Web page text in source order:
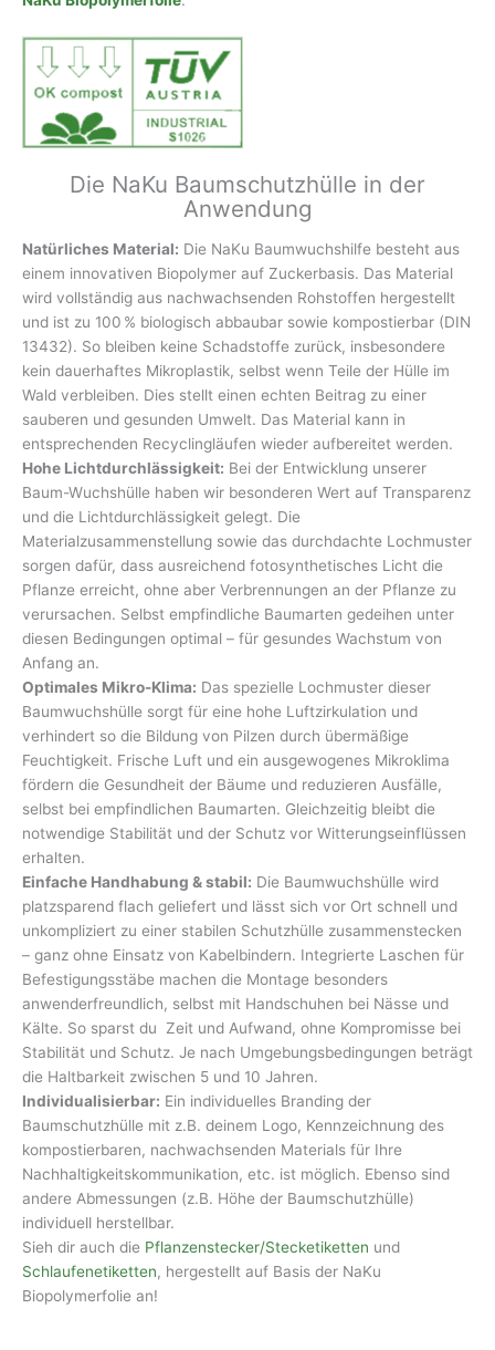
Die NaKu Baumschutzhülle in der
Anwendung
Natürliches Material: Die NaKu Baumwuchshilfe besteht aus
einem innovativen Biopolymer auf Zuckerbasis. Das Material
wird vollständig aus nachwachsenden Rohstoffen hergestellt
und ist zu 100 % biologisch abbaubar sowie kompostierbar (DIN
13432). So bleiben keine Schadstoffe zurück, insbesondere
kein dauerhaftes Mikroplastik, selbst wenn Teile der Hülle im
Wald verbleiben. Dies stellt einen echten Beitrag zu einer
sauberen und gesunden Umwelt. Das Material kann in
entsprechenden Recyclingläufen wieder aufbereitet werden.
Hohe Lichtdurchlässigkeit: Bei der Entwicklung unserer
Baum-Wuchshülle haben wir besonderen Wert auf Transparenz
und die Lichtdurchlässigkeit gelegt. Die
Materialzusammenstellung sowie das durchdachte Lochmuster
sorgen dafür, dass ausreichend fotosynthetisches Licht die
Pflanze erreicht, ohne aber Verbrennungen an der Pflanze zu
verursachen. Selbst empfindliche Baumarten gedeihen unter
diesen Bedingungen optimal – für gesundes Wachstum von
Anfang an.
Optimales Mikro-Klima: Das spezielle Lochmuster dieser
Baumwuchshülle sorgt für eine hohe Luftzirkulation und
verhindert so die Bildung von Pilzen durch übermäßige
Feuchtigkeit. Frische Luft und ein ausgewogenes Mikroklima
fördern die Gesundheit der Bäume und reduzieren Ausfälle,
selbst bei empfindlichen Baumarten. Gleichzeitig bleibt die
notwendige Stabilität und der Schutz vor Witterungseinflüssen
erhalten.
Einfache Handhabung & stabil: Die Baumwuchshülle wird
platzsparend flach geliefert und lässt sich vor Ort schnell und
unkompliziert zu einer stabilen Schutzhülle zusammenstecken
– ganz ohne Einsatz von Kabelbindern. Integrierte Laschen für
Befestigungsstäbe machen die Montage besonders
anwenderfreundlich, selbst mit Handschuhen bei Nässe und
Kälte. So sparst du Zeit und Aufwand, ohne Kompromisse bei
Stabilität und Schutz. Je nach Umgebungsbedingungen beträgt
die Haltbarkeit zwischen 5 und 10 Jahren.
Individualisierbar: Ein individuelles Branding der
Baumschutzhülle mit z.B. deinem Logo, Kennzeichnung des
kompostierbaren, nachwachsenden Materials für Ihre
Nachhaltigkeitskommunikation, etc. ist möglich. Ebenso sind
andere Abmessungen (z.B. Höhe der Baumschutzhülle)
individuell herstellbar.
Sieh dir auch die Pflanzenstecker/Stecketiketten und
Schlaufenetiketten, hergestellt auf Basis der NaKu
Biopolymerfolie an!